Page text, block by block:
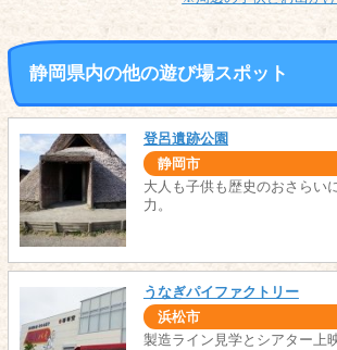
静岡県内の他の遊び場スポット
登呂遺跡公園
静岡市
大人も子供も歴史のおさらい
力。
うなぎパイファクトリー
浜松市
製造ライン見学とシアター上